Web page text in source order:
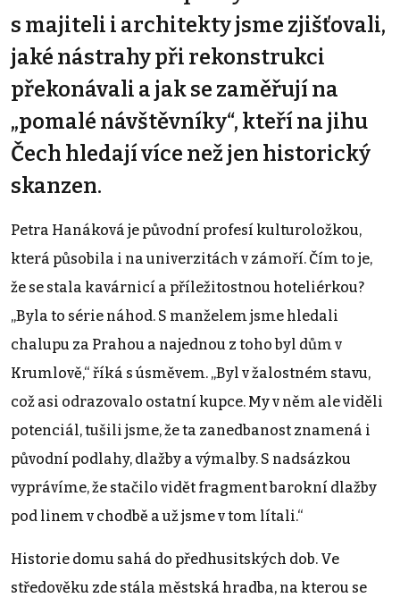
s majiteli i architekty jsme zjišťovali,
jaké nástrahy při rekonstrukci
překonávali a jak se zaměřují na
„pomalé návštěvníky“, kteří na jihu
Čech hledají více než jen historický
skanzen.
Petra Hanáková je původní profesí kulturoložkou,
která působila i na univerzitách v zámoří. Čím to je,
že se stala kavárnicí a příležitostnou hoteliérkou?
„Byla to série náhod. S manželem jsme hledali
chalupu za Prahou a najednou z toho byl dům v
Krumlově,“ říká s úsměvem. „Byl v žalostném stavu,
což asi odrazovalo ostatní kupce. My v něm ale viděli
potenciál, tušili jsme, že ta zanedbanost znamená i
původní podlahy, dlažby a výmalby. S nadsázkou
vyprávíme, že stačilo vidět fragment barokní dlažby
pod linem v chodbě a už jsme v tom lítali.“
Historie domu sahá do předhusitských dob. Ve
středověku zde stála městská hradba, na kterou se